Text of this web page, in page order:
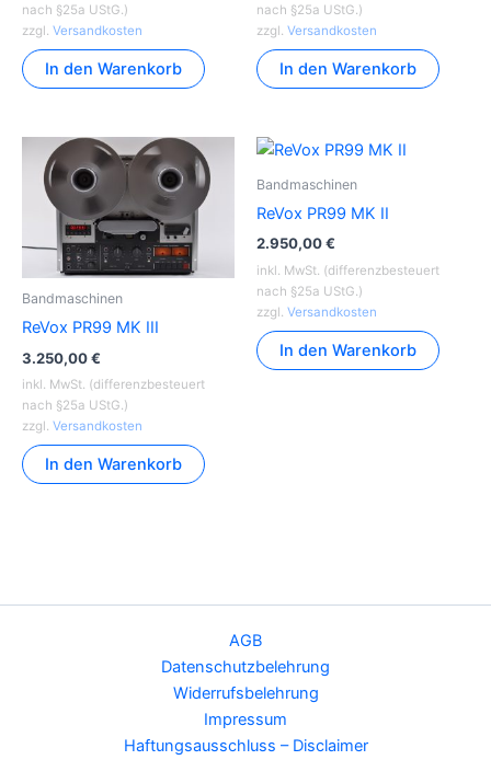
nach §25a UStG.)
zzgl. Versandkosten
In den Warenkorb
nach §25a UStG.)
zzgl. Versandkosten
In den Warenkorb
Bandmaschinen
ReVox PR99 MK III
3.250,00€
inkl. MwSt. (differenzbesteuert
nach §25a UStG.)
zzgl. Versandkosten
In den Warenkorb
Bandmaschinen
ReVox PR99 MK II
2.950,00€
inkl. MwSt. (differenzbesteuert
nach §25a UStG.)
zzgl. Versandkosten
In den Warenkorb
AGB
Datenschutzbelehrung
Widerrufsbelehrung
Impressum
Haftungsausschluss – Disclaimer